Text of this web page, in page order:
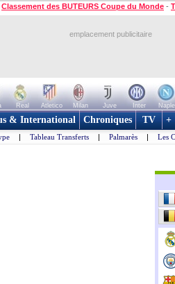
Classement des BUTEURS Coupe du Monde -
emplacement publicitaire
Real Atletico Milan Juve Inter
& International Chroniques TV +
| Tableau Transferts | Palmarès | Les